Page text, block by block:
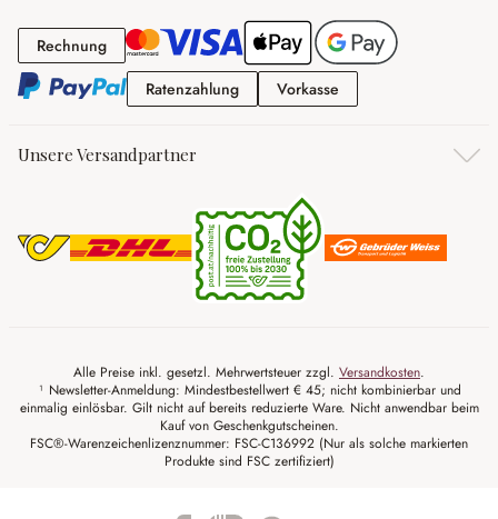
RechnungRechnung
RatenzahlungRatenzahlung
Vorkasse
Unsere Versandpartner
Alle Preise inkl. gesetzl. Mehrwertsteuer zzgl. Versandkosten.
¹ Newsletter-Anmeldung: Mindestbestellwert € 45; nicht kombinierbar und
einmalig einlösbar. Gilt nicht auf bereits reduzierte Ware. Nicht anwendbar beim
Kauf von Geschenkgutscheinen.
FSC®-Warenzeichenlizenznummer: FSC-C136992 (Nur als solche markierten
Produkte sind FSC zertifiziert)